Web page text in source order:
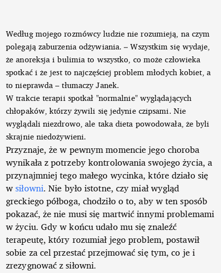
Według mojego rozmówcy ludzie nie rozumieją, na czym
polegają zaburzenia odżywiania. – Wszystkim się wydaje,
że anoreksja i bulimia to wszystko, co może człowieka
spotkać i że jest to najczęściej problem młodych kobiet, a
to nieprawda – tłumaczy Janek.
W trakcie terapii spotkał "normalnie" wyglądających
chłopaków, którzy żywili się jedynie czipsami. Nie
wyglądali niezdrowo, ale taka dieta powodowała, że byli
skrajnie niedożywieni.
Przyznaje, że w pewnym momencie jego choroba
wynikała z potrzeby kontrolowania swojego życia, a
przynajmniej tego małego wycinka, które działo się
wsiłowni. Nie było istotne, czy miał wygląd
greckiego półboga, chodziło o to, aby w ten sposób
pokazać, że nie musi się martwić innymi problemami
w życiu. Gdy w końcu udało mu się znaleźć
terapeutę, który rozumiał jego problem, postawił
sobie za cel przestać przejmować się tym, co je i
zrezygnować z siłowni.